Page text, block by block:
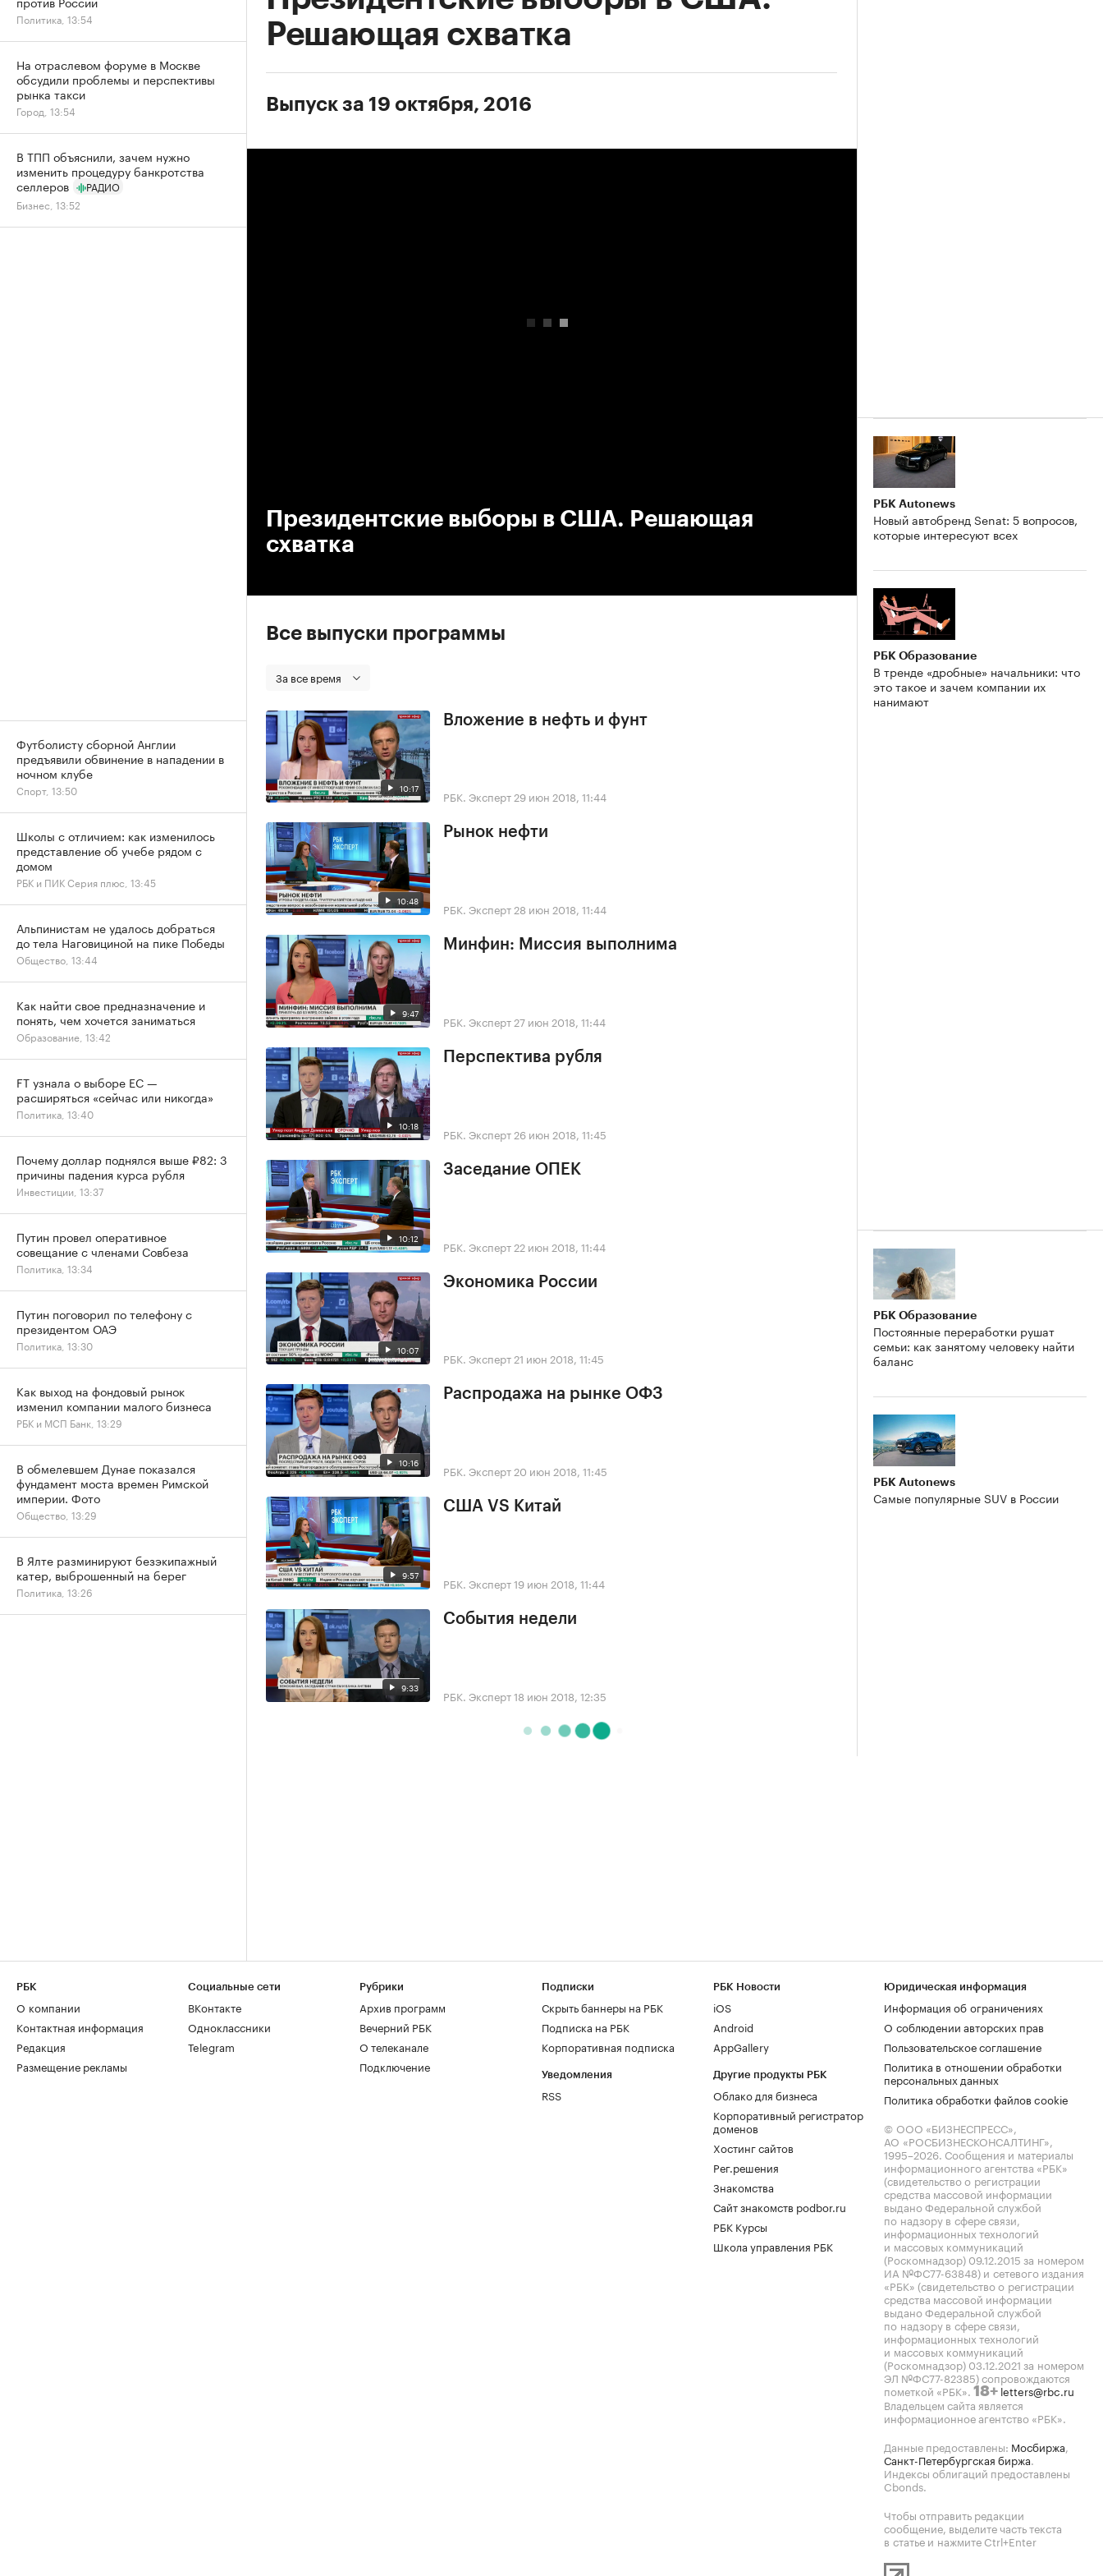
Решающая схватка
Выпуск за 19 октября, 2016
Президентские выборы в США. Решающая
схватка
Все выпуски программы
За все время
10:17
Вложение в нефть и фунт
РБК. Эксперт 29 июн 2018, 11:44
10:48
Рынок нефти
РБК. Эксперт 28 июн 2018, 11:44
9:47
Минфин: Миссия выполнима
РБК. Эксперт 27 июн 2018, 11:44
10:18
Перспектива рубля
РБК. Эксперт 26 июн 2018, 11:45
10:12
Заседание ОПЕК
РБК. Эксперт 22 июн 2018, 11:44
10:07
Экономика России
РБК. Эксперт 21 июн 2018, 11:45
10:16
Распродажа на рынке ОФЗ
РБК. Эксперт 20 июн 2018, 11:45
9:57
США VS Китай
РБК. Эксперт19 июн 2018, 11:44
9:33
События недели
РБК. Эксперт18 июн 2018, 12:35
РБК Autonews
Новый автобренд Senat: 5 вопросов,
которые интересуют всех
РБК Образование
В тренде «дробные» начальники: что
это такое и зачем компании их
нанимают
РБК Образование
Постоянные переработки рушат
семьи: как занятому человеку найти
баланс
РБК Autonews
Самые популярные SUV в России
Политика, 13:54
На отраслевом форуме в Москве
обсудили проблемы и перспективы
рынка такси
Город, 13:54
В ТПП объяснили, зачем нужно
изменить процедуру банкротства
селлеров
РАДИО
Бизнес, 13:52
Футболисту сборной Англии
предъявили обвинение в нападении в
ночном клубе
Спорт, 13:50
Школы с отличием: как изменилось
представление об учебе рядом с
домом
РБК и ПИК Серия плюс, 13:45
Альпинистам не удалось добраться
до тела Наговициной на пике Победы
Общество, 13:44
Как найти свое предназначение и
понять, чем хочется заниматься
Образование, 13:42
FT узнала о выборе ЕС —
расширяться «сейчас или никогда»
Политика, 13:40
Почему доллар поднялся выше ₽82: 3
причины падения курса рубля
Инвестиции, 13:37
Путин провел оперативное
совещание с членами Совбеза
Политика, 13:34
Путин поговорил по телефону с
президентом ОАЭ
Политика, 13:30
Как выход на фондовый рынок
изменил компании малого бизнеса
РБК и МСП Банк, 13:29
В обмелевшем Дунае показался
фундамент моста времен Римской
империи. Фото
Общество, 13:29
В Ялте разминируют безэкипажный
катер, выброшенный на берег
Политика, 13:26
РБК
О компании
Контактная информация
Редакция
Размещение рекламы
Социальные сети
ВКонтакте
Одноклассники
Telegram
Рубрики
Архив программ
Вечерний РБК
О телеканале
Подключение
Подписки
Скрыть баннеры на РБК
Подписка на РБК
Корпоративная подписка
Уведомления
RSS
РБК Новости
iOS
Android
AppGallery
Другие продукты РБК
Облако для бизнеса
Корпоративный регистратор
доменов
Хостинг сайтов
Рег.решения
Знакомства
Сайт знакомств podbor.ru
РБК Курсы
Школа управления РБК
Юридическая информация
Информация об ограничениях
О соблюдении авторских прав
Пользовательское соглашение
Политика в отношении обработки
персональных данных
Политика обработки файлов cookie
© ООО «БИЗНЕСПРЕСС»,
АО «РОСБИЗНЕСКОНСАЛТИНГ»,
1995–2026. Сообщения и материалы
информационного агентства «РБК»
(свидетельство о регистрации
средства массовой информации
выдано Федеральной службой
по надзору в сфере связи,
информационных технологий
и массовых коммуникаций
(Роскомнадзор) 09.12.2015 за номером
ИА №ФС77-63848) и сетевого издания
«РБК» (свидетельство о регистрации
средства массовой информации
выдано Федеральной службой
по надзору в сфере связи,
информационных технологий
и массовых коммуникаций
(Роскомнадзор) 03.12.2021 за номером
ЭЛ №ФС77-82385) сопровождаются
пометкой «РБК». 18+ letters@rbc.ru
Владельцем сайта является
информационное агентство «РБК».
Данные предоставлены: Мосбиржа,
Санкт-Петербургская биржа.
Индексы облигаций предоставлены
Cbonds.
Чтобы отправить редакции
сообщение, выделите часть текста
в статье и нажмите Ctrl+Enter